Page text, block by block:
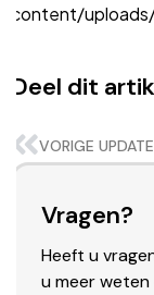
content/
Deel dit
VORIGE UPDATE
Vragen?
Heeft u
u meer